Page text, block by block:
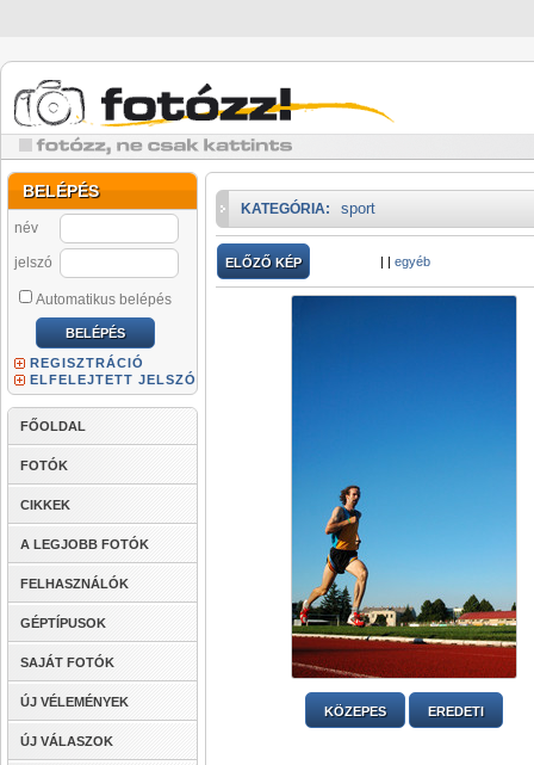
BELÉPÉS
név
jelszó
Automatikus belépés
REGISZTRÁCIÓ
ELFELEJTETT JELSZÓ
FŐOLDAL
FOTÓK
CIKKEK
A LEGJOBB FOTÓK
FELHASZNÁLÓK
GÉPTÍPUSOK
SAJÁT FOTÓK
ÚJ VÉLEMÉNYEK
ÚJ VÁLASZOK
KATEGÓRIA: sport
ELŐZŐ KÉP | | egyéb
KÖZEPES EREDETI